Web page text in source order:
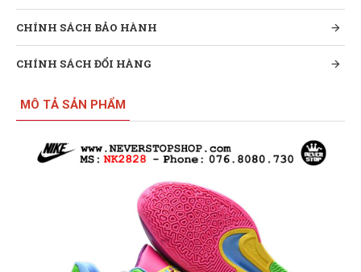
CHÍNH SÁCH BẢO HÀNH
CHÍNH SÁCH ĐỔI HÀNG
MÔ TẢ SẢN PHẨM